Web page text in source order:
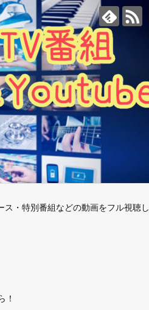
ス・特別番組などの動画をフル視聴し
！